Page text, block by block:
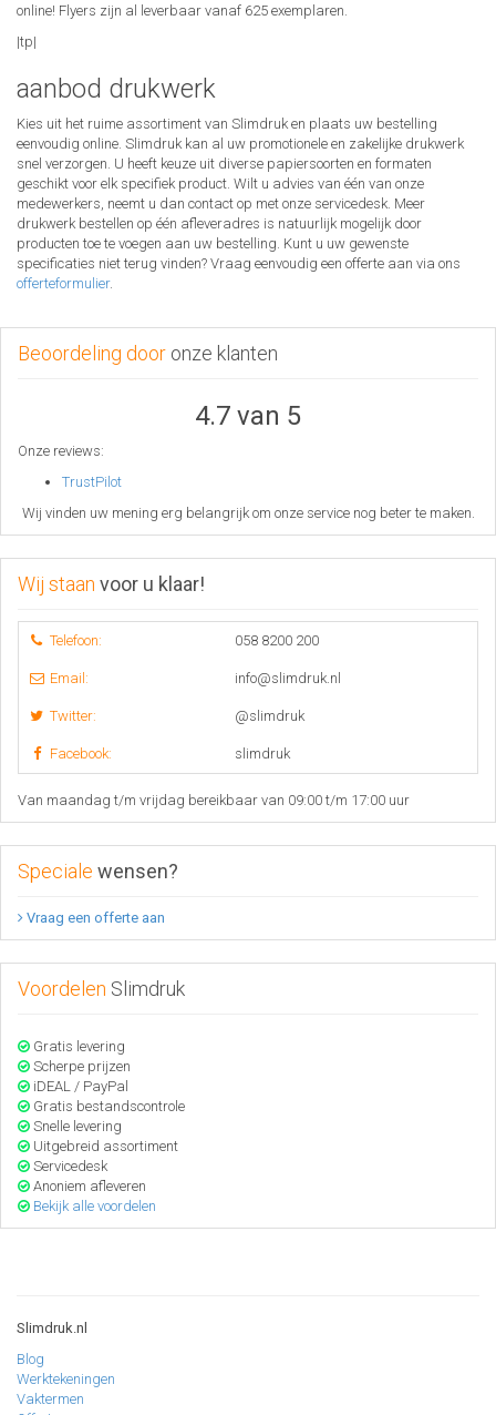
online! Flyers zijn al leverbaar vanaf 625 exemplaren.
|tp|
aanbod drukwerk
Kies uit het ruime assortiment van Slimdruk en plaats uw bestelling
eenvoudig online. Slimdruk kan al uw promotionele en zakelijke drukwerk
snel verzorgen. U heeft keuze uit diverse papiersoorten en formaten
geschikt voor elk specifiek product. Wilt u advies van één van onze
medewerkers, neemt u dan contact op met onze servicedesk. Meer
drukwerk bestellen op één afleveradres is natuurlijk mogelijk door
producten toe te voegen aan uw bestelling. Kunt u uw gewenste
specificaties niet terug vinden? Vraag eenvoudig een offerte aan via ons
offerteformulier.
Beoordeling door onze klanten
4.7 van 5
Onze reviews:
TrustPilot
Wij vinden uw mening erg belangrijk om onze service nog beter te maken.
Wij staan voor u klaar!
Telefoon: 058 8200 200
Email: info@slimdruk.nl
Twitter: @slimdruk
Facebook: slimdruk
Van maandag t/m vrijdag bereikbaar van 09:00 t/m 17:00 uur
Speciale wensen?
Vraag een offerte aan
Voordelen Slimdruk
Gratis levering
Scherpe prijzen
iDEAL / PayPal
Gratis bestandscontrole
Snelle levering
Uitgebreid assortiment
Servicedesk
Anoniem afleveren
Bekijk alle voordelen
Slimdruk.nl
Blog
Werktekeningen
Vaktermen